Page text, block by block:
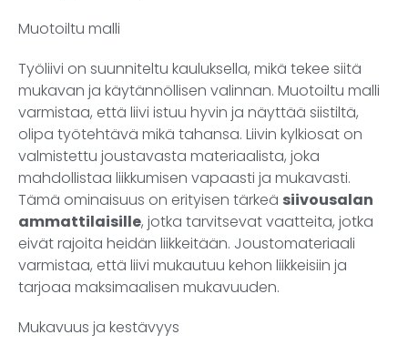
Muotoiltu malli
Työliivi on suunniteltu kauluksella, mikä tekee siitä
mukavan ja käytännöllisen valinnan. Muotoiltu malli
varmistaa, että liivi istuu hyvin ja näyttää siistiltä,
olipa työtehtävä mikä tahansa. Liivin kylkiosat on
valmistettu joustavasta materiaalista, joka
mahdollistaa liikkumisen vapaasti ja mukavasti.
Tämä ominaisuus on erityisen tärkeä siivousalan
ammattilaisille, jotka tarvitsevat vaatteita, jotka
eivät rajoita heidän liikkeitään. Joustomateriaali
varmistaa, että liivi mukautuu kehon liikkeisiin ja
tarjoaa maksimaalisen mukavuuden.
Mukavuus ja kestävyys